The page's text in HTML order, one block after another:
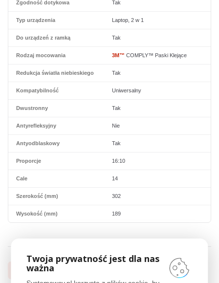
Zgodność dotykowa Tak
Typ urządzenia Laptop, 2 w 1
Do urządzeń z ramką Tak
Rodzaj mocowania 3M™ COMPLY™ Paski Klejące
Redukcja światła niebieskiego Tak
Kompatybilność Uniwersalny
Dwustronny Tak
Antyrefleksyjny Nie
Antyodblaskowy Tak
Proporcje 16:10
Cale 14
Szerokość (mm) 302
Wysokość (mm) 189
OCHRONA EKRANU
Technologie i kompatybilność3M™
Twoja prywatność jest dla nas
ważna